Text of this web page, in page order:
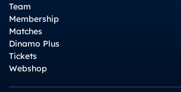
Team
Membership
Matches
Dinamo Plus
Tickets
Webshop